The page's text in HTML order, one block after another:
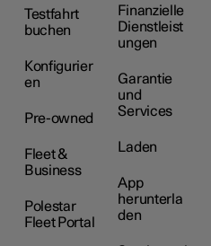
Testfahrt
buchen
Konfigurier
en
Pre-owned
Fleet &
Business
Polestar
Fleet Portal
Finanzielle
Dienstleist
ungen
Garantie
und
Services
Laden
App
herunterla
den